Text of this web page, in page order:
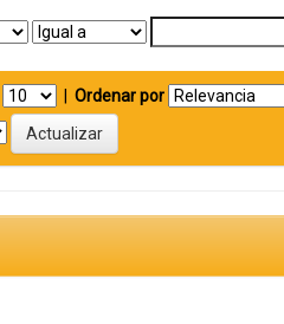
Ordenar por